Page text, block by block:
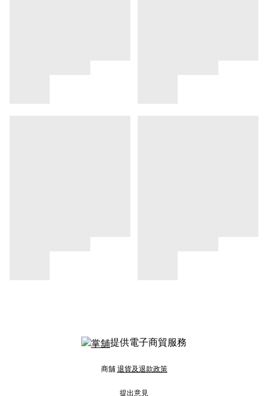
提供電子商貿服務
商舖 退貨及退款政策
提出意見